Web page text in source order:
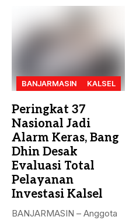
BANJARMASIN KALSEL
Peringkat 37
Nasional Jadi
Alarm Keras, Bang
Dhin Desak
Evaluasi Total
Pelayanan
Investasi Kalsel
BANJARMASIN – Anggota